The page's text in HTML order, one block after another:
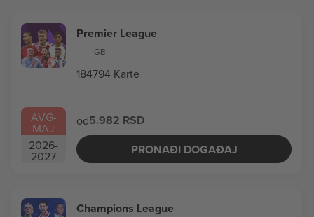
AVG-
MAJ
2026-
2027
Premier League
GB
184794 Karte
od5.982 RSD
PRONAĐI DOGAĐAJ
Champions League